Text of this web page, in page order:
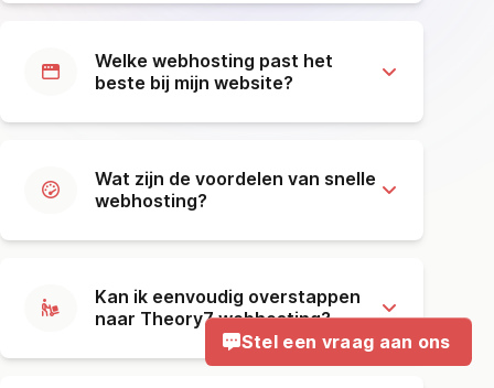
Stel een vraag aan ons
Welke webhosting past het
beste bij mijn website?
Wat zijn de voordelen van snelle
webhosting?
Kan ik eenvoudig overstappen
naar Theory7 webhosting?